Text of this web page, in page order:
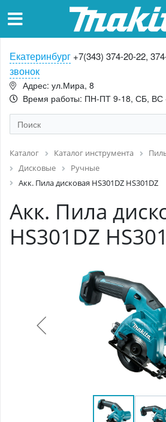
Екатеринбург +7(343) 374-20-22,
звонок
Адрес: ул.Мира, 8
Время работы: ПН-ПТ 9-18, СБ, ВС
Каталог Каталог инструмента
Дисковые
Ручные
Акк. Пила дисковая HS301DZ HS301DZ
Акк. Пила
HS301DZ